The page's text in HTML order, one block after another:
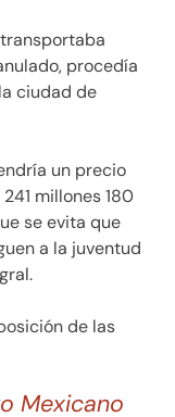
procedía
ciudad de
un precio
millones 180
se evita que
a la juventud
de las
Mexicano